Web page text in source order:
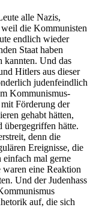
alle Nazis,
weil die Kommunisten
endlich wieder
Staat haben
kannten. Und das
Hitlers aus dieser
juden­feindlich
Kommunismus­
Förderung der
gehabt hätten,
übergegriffen hätte.
denn die
Ereignisse, die
einfach mal gerne
eine Reaktion
Und der Judenhass
auf, die sich